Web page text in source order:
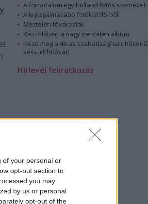
of your personal or
opt-out section to
you may
by us or personal
opt-out of the
A forradalom egy holland fotós szemével
A legizgalmasabb fotók 2015-ből
Meztelen fővárosiak
Készülőben a nagy meztelen album
Nézd meg a 48-as szabadságharc hőseiről
készült fotókat!
Hírlevél feliratkozás